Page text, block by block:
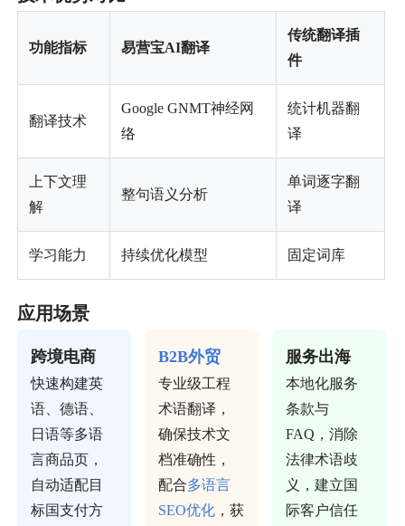
功能指标 易营宝AI翻译
传统翻译插
件
翻译技术
Google GNMT神经网
络
统计机器翻
译
上下文理
解
整句语义分析
单词逐字翻
译
学习能力 持续优化模型 固定词库
应用场景
跨境电商
快速构建英
语、德语、
日语等多语
言商品页，
自动适配目
标国支付方
B2B外贸
专业级工程
术语翻译，
确保技术文
档准确性，
配合多语言
SEO优化，获
服务出海
本地化服务
条款与
FAQ，消除
法律术语歧
义，建立国
际客户信任